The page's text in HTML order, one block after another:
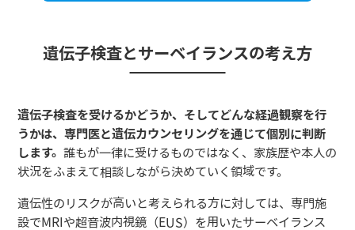
遺伝子検査とサーベイランスの考え方
遺伝子検査を受けるかどうか、そしてどんな経過観察を行
うかは、専門医と遺伝カウンセリングを通じて個別に判断
します。誰もが一律に受けるものではなく、家族歴や本人の
状況をふまえて相談しながら決めていく領域です。
遺伝性のリスクが高いと考えられる方に対しては、専門施
設でMRIや超音波内視鏡（EUS）を用いたサーベイランス